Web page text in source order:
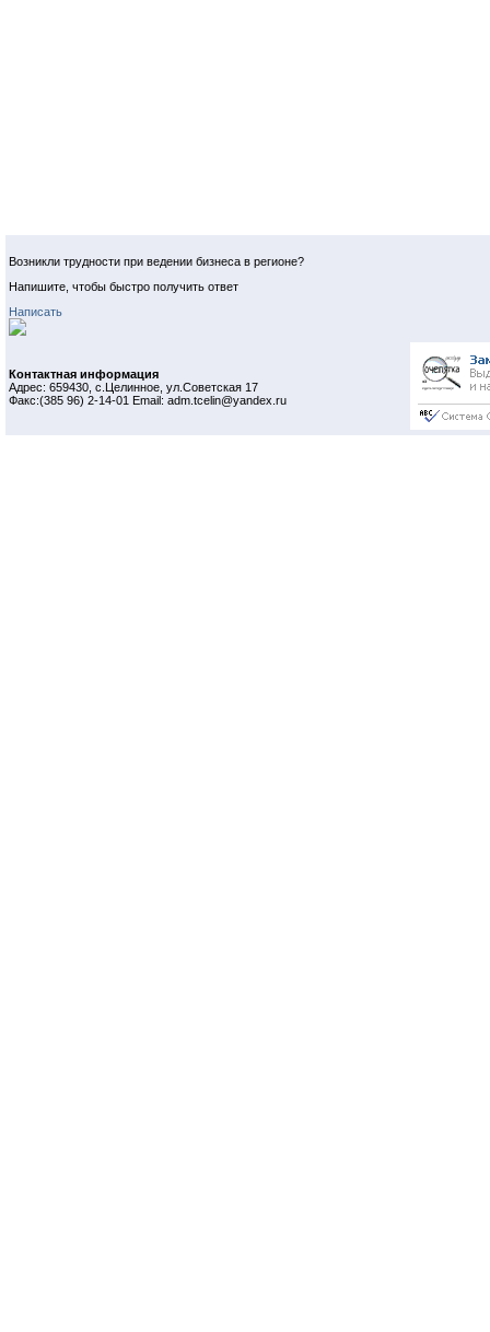
Возникли трудности при ведении бизнеса в регионе?
Напишите, чтобы быстро получить ответ
Написать
Контактная информация
Адрес: 659430, с.Целинное, ул.Советская 17
Факс:(385 96) 2-14-01 Email: adm.tcelin@yandex.ru